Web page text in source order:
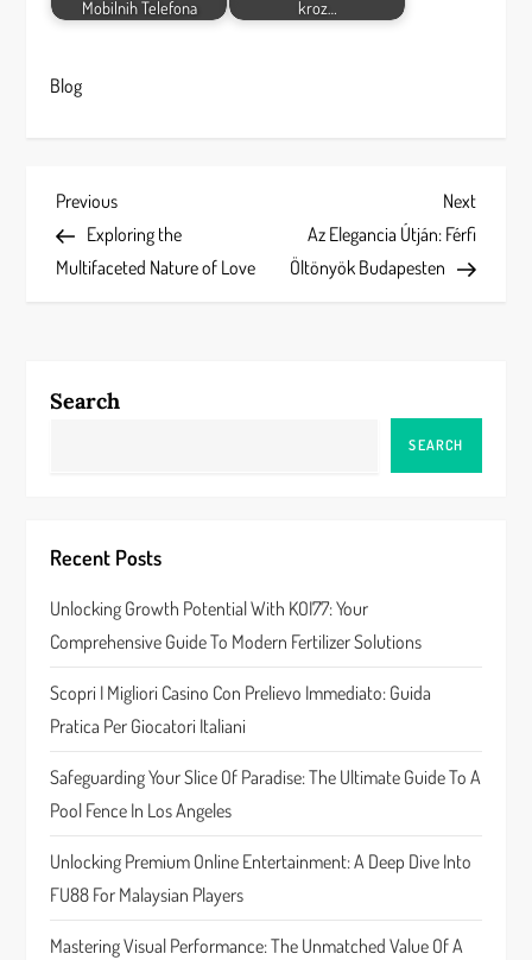
Mobilnih Telefona kroz…
Blog
P
o
n
i
g
a
t
i
o
n
Previous
Post
Previous
Exploring the
Multifaceted Nature of Love
Next
Post
Next
Az Elegancia Útján: Férfi
Öltönyök Budapesten
Search
SEARCH
Recent Posts
Unlocking Growth Potential With KOI77: Your
Comprehensive Guide To Modern Fertilizer Solutions
Scopri I Migliori Casino Con Prelievo Immediato: Guida
Pratica Per Giocatori Italiani
Safeguarding Your Slice Of Paradise: The Ultimate Guide To A
Pool Fence In Los Angeles
Unlocking Premium Online Entertainment: A Deep Dive Into
FU88 For Malaysian Players
Mastering Visual Performance: The Unmatched Value Of A